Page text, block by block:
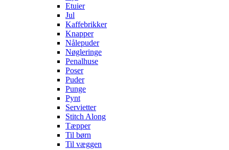
Etuier
Jul
Kaffebrikker
Knapper
Nålepuder
Nøgleringe
Penalhuse
Poser
Puder
Punge
Pynt
Servietter
Stitch Along
Tæpper
Til børn
Til væggen